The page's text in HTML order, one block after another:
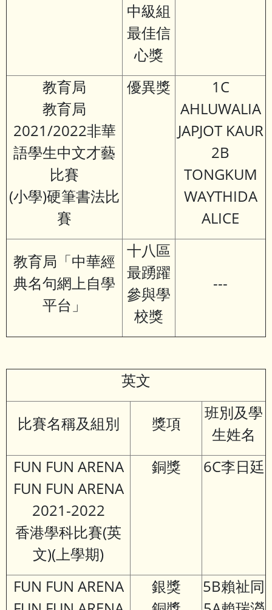
中級組
最佳信
心獎
教育局
教育局
2021/2022非華
語學生中文才藝
比賽
(小學)硬筆書法比
賽
優異獎
1C
AHLUWALIA
JAPJOT KAUR
2B
TONGKUM
WAYTHIDA
ALICE
教育局「中華經
典名句網上自學
平台」
十八區
最踴躍
參與學
校獎
---
英文
比賽名稱及組別 獎項
班別及學
生姓名
FUN FUN ARENA
FUN FUN ARENA
2021-2022
香港學科比賽(英
文)(上學期)
銅獎 6C李日廷
FUN FUN ARENA
銀獎
5B賴祉同